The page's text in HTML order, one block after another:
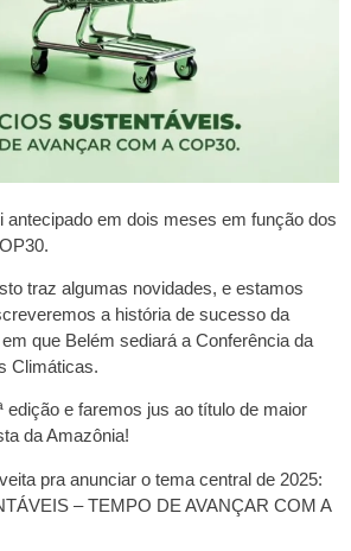
antecipado em dois meses em função dos
traz algumas novidades, e estamos
a história de sucesso da
que Belém sediará a Conferência da
Climáticas.
edição e faremos jus ao título de maior
da Amazônia!
pra anunciar o tema central de 2025:
– TEMPO DE AVANÇAR COM A